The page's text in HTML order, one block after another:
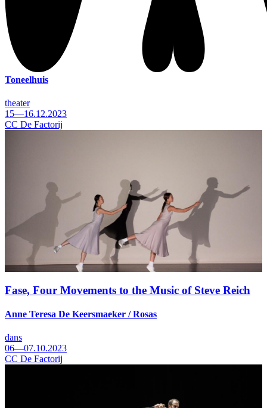
Toneelhuis
theater
15—16.12.2023
CC De Factorij
Fase, Four Movements to the Music of Steve Reich
Anne Teresa De Keersmaeker / Rosas
dans
06—07.10.2023
CC De Factorij